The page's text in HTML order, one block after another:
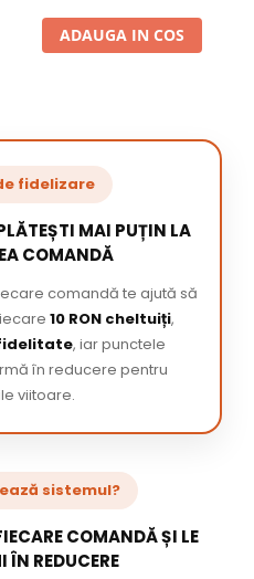
ADAUGA IN COS
fidelizare
MAI PUȚIN LA
COMANDĂ
comandă te ajută să
10 RON cheltuiți,
, iar punctele
în reducere pentru
viitoare.
sistemul?
COMANDĂ ȘI LE
ÎN REDUCERE